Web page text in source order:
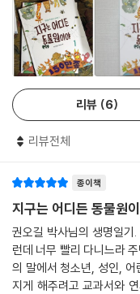
속 밝혀지고 있지만, 또 반
가 알기도 전에, 이름도 붙
지구는 세상에서 가장 넒은
리가 몰랐던 동물 이야기.
더 사랑하고 더 예뻐 보여요
난 그림으로 표현한 아름다
이렇게 구성 되었어요
1.본문
말랑말랑한 이야기 톤의
네컷 만화 등 이야기에 맞
리뷰 6
리뷰전체
종이책
지구는 어디든 동물원
권오길 박사님의 생명일기
런데 너무 빨리 다니느라
의 말에서 청소년, 성인,
지게 해주려고 교과서와